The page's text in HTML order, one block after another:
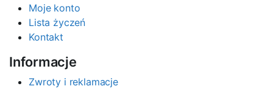
Moje konto
Lista życzeń
Kontakt
Informacje
Zwroty i reklamacje